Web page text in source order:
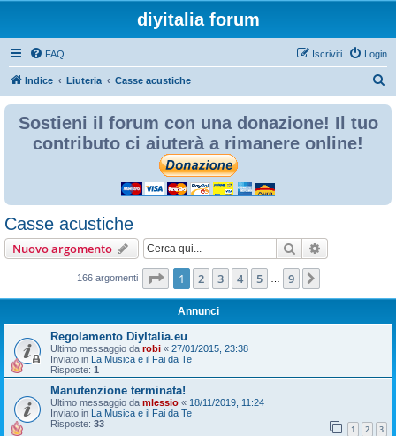
diyitalia forum
FAQ Login
Iscriviti
Indice Liuteria Casse acustiche
Sostieni il forum con una donazione! Il tuo
contributo ci aiuterà a rimanere online!
Casse acustiche
Nuovo argomento Cerca
166 argomenti Pagina di
1 2 3 4 5 9
Annunci
Regolamento DiyItalia.eu
Ultimo messaggio da robi « 27/01/2015, 23:38
Inviato in La Musica e il Fai da Te
Risposte: 1
Manutenzione terminata!
Ultimo messaggio da mlessio « 18/11/2019, 11:24
Inviato in La Musica e il Fai da Te
Risposte: 33 1 2 3